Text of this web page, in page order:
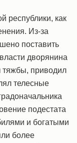
республики, как
Из-за
поставить
дворянина
тяжбы, приводил
телесные
подестата
и богатыми
более